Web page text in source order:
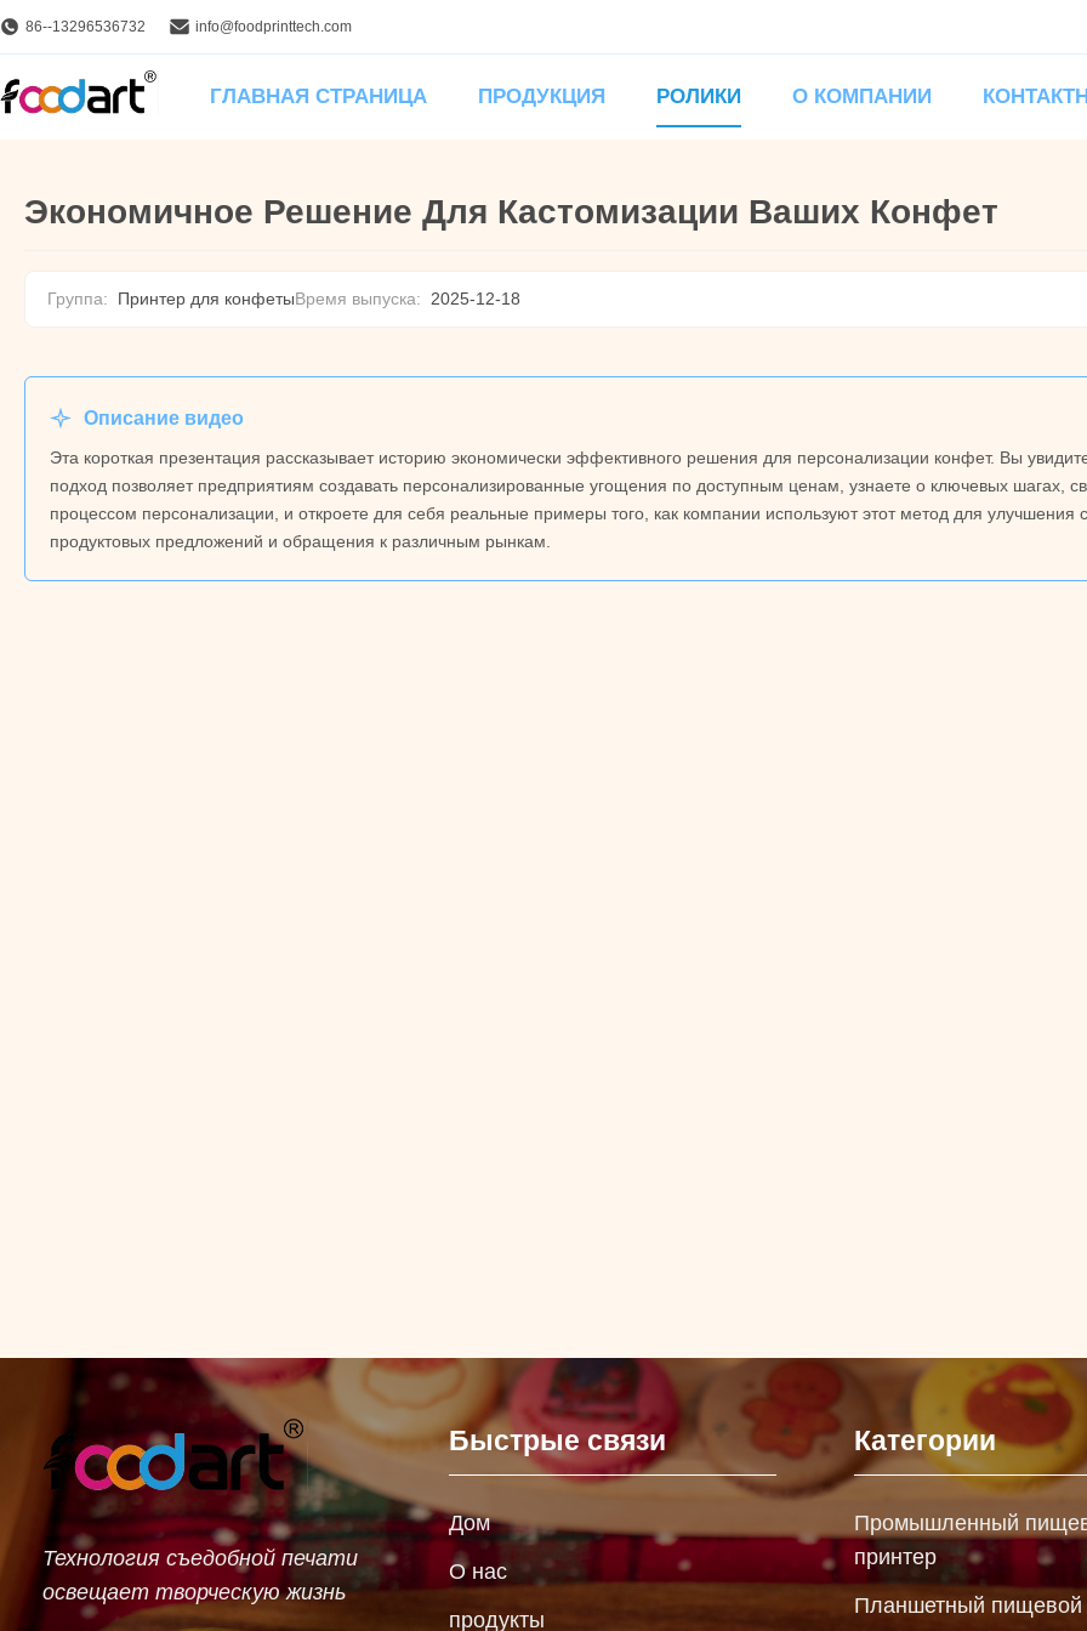
86--13296536732 info@foodprinttech.com
ГЛАВНАЯ СТРАНИЦА ПРОДУКЦИЯ РОЛИКИ О КОМПАНИИ
Экономичное Решение Для Кастомизации Ваших Конфет
Группа: Принтер для конфетыВремя выпуска: 2025-12-18
Описание видео
Эта короткая презентация рассказывает историю экономически эффективного решения для персонализации конфет. Вы
подход позволяет предприятиям создавать персонализированные угощения по доступным ценам, узнаете о ключевых шагах,
процессом персонализации, и откроете для себя реальные примеры того, как компании используют этот метод для улучшения
продуктовых предложений и обращения к различным рынкам.
Технология съедобной печати
освещает творческую жизнь
Быстрые связи
Дом
О нас
продукты
Категории
Промышленный
принтер
Планшетный пищевой